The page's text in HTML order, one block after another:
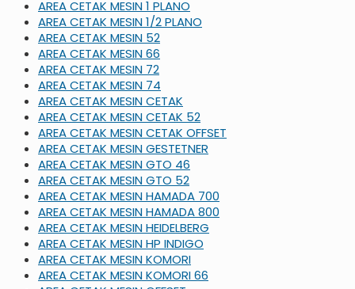
AREA CETAK MESIN 1 PLANO
AREA CETAK MESIN 1/2 PLANO
AREA CETAK MESIN 52
AREA CETAK MESIN 66
AREA CETAK MESIN 72
AREA CETAK MESIN 74
AREA CETAK MESIN CETAK
AREA CETAK MESIN CETAK 52
AREA CETAK MESIN CETAK OFFSET
AREA CETAK MESIN GESTETNER
AREA CETAK MESIN GTO 46
AREA CETAK MESIN GTO 52
AREA CETAK MESIN HAMADA 700
AREA CETAK MESIN HAMADA 800
AREA CETAK MESIN HEIDELBERG
AREA CETAK MESIN HP INDIGO
AREA CETAK MESIN KOMORI
AREA CETAK MESIN KOMORI 66